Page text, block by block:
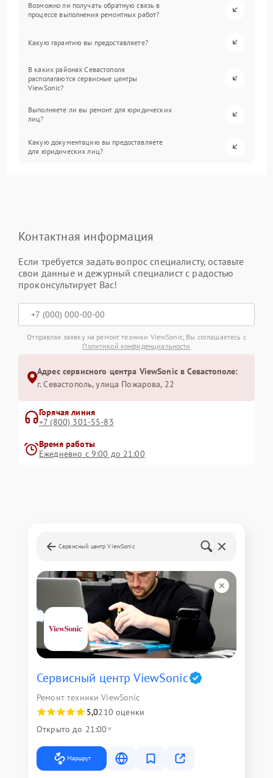
Возможно ли получать обратную связь в
процессе выполнения ремонтных работ?
Какую гарантию вы предоставляете?
В каких районах Севастополя
располагаются сервисные центры
ViewSonic?
Выполняете ли вы ремонт для юридических
лиц?
Какую документацию вы предоставляете
для юридических лиц?
Контактная информация
Если требуется задать вопрос специалисту, оставьте
свои данные и дежурный специалист с радостью
проконсультирует Вас!
Отправляя заявку на ремонт техники ViewSonic, Вы соглашаетесь с
Политикой конфиденциальности
Адрес сервисного центра ViewSonic в Севастополе:
г. Севастополь, улица Пожарова, 22
Горячая линия
+7 (800) 301-55-83
Время работы
Ежедневно с 9:00 до 21:00
Сервисный центр ViewSonic
Сервисный центр ViewSonic
Ремонт техники ViewSonic
5,0210 оценки
Открыто до 21:00
Маршрут